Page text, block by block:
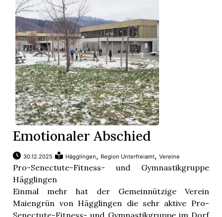
Emotionaler Abschied
30.12.2025 Hägglingen, Region Unterfreiamt,Vereine
Pro-Senectute-Fitness- und Gymnastikgruppe
Hägglingen
Einmal mehr hat der Gemeinnützige Verein
Maiengrün von Hägglingen die sehr aktive Pro-